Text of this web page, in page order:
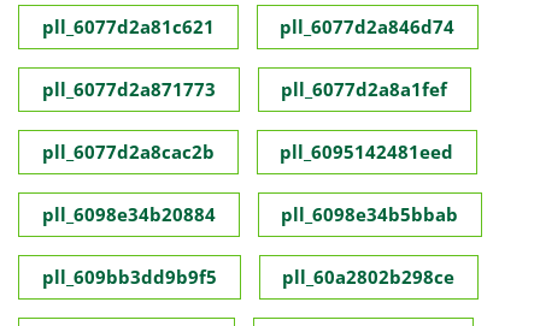
pll_6077d2a81c621 pll_6077d2a846d74
pll_6077d2a871773 pll_6077d2a8a1fef
pll_6077d2a8cac2b pll_6095142481eed
pll_6098e34b20884 pll_6098e34b5bbab
pll_609bb3dd9b9f5 pll_60a2802b298ce